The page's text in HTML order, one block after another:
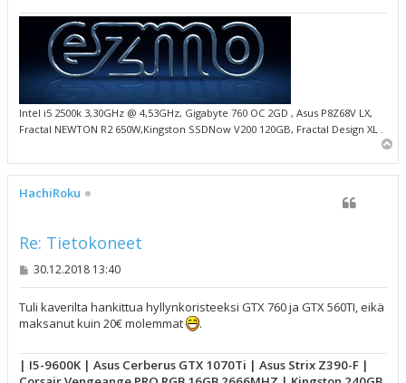
Intel i5 2500k 3,30GHz @ 4,53GHz, Gigabyte 760 OC 2GD , Asus P8Z68V LX,
Fractal NEWTON R2 650W,Kingston SSDNow V200 120GB, Fractal Design XL .
ö
HachiRoku
Re: Tietokoneet
V
s
t
i
30.12.2018 13:40
Tuli kaverilta hankittua hyllynkoristeeksi GTX 760 ja GTX 560TI, eikä
maksanut kuin 20€ molemmat
.
| I5-9600K | Asus Cerberus GTX 1070Ti | Asus Strix Z390-F |